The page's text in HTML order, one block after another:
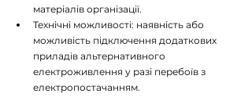
матеріалів організації.
Технічні можливості: наявність або
можливість підключення додаткових
приладів альтернативного
електроживлення у разі перебоїв з
електропостачанням.